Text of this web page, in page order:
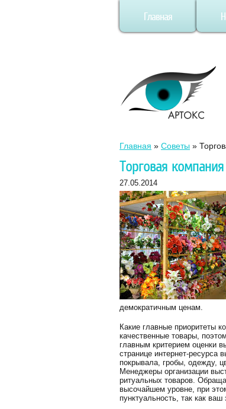
Главная
Главная » Советы »
Торговая
27.05.2014
демократичным ценам.
Какие главные приоритеты
качественные товары,
главным критерием оценки
странице интернет-ресурса
покрывала, гробы, одежду,
Менеджеры организации
ритуальных товаров.
высочайшем уровне, при
пунктуальность, так как